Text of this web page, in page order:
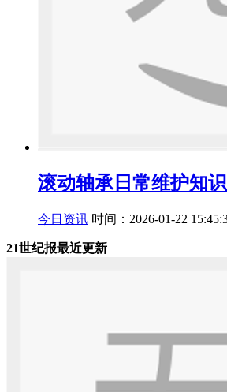
滚动轴承日常维护知识
今日资讯 时间：2026-01-22
21世纪报最近更新